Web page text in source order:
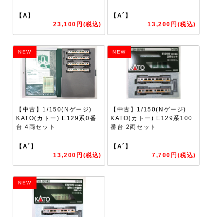
【A】
23,100円(税込)
【A´】
13,200円(税込)
NEW
【中古】1/150(Nゲージ)
KATO(カトー) E129系0番
台 4両セット
【A´】
13,200円(税込)
NEW
【中古】1/150(Nゲージ)
KATO(カトー) E129系100
番台 2両セット
【A´】
7,700円(税込)
NEW